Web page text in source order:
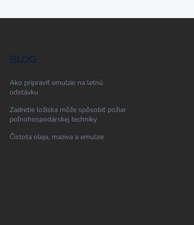
BLOG
Ako pripraviť emulzie na letnú
odstávku
Zadretie ložiska môže spôsobiť požiar
poľnohospodárskej techniky
Čistota oleja, maziva a emulzie